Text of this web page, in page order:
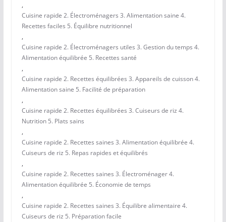
,
Cuisine rapide 2. Électroménagers 3. Alimentation saine 4.
Recettes faciles 5. Équilibre nutritionnel
,
Cuisine rapide 2. Électroménagers utiles 3. Gestion du temps 4.
Alimentation équilibrée 5. Recettes santé
,
Cuisine rapide 2. Recettes équilibrées 3. Appareils de cuisson 4.
Alimentation saine 5. Facilité de préparation
,
Cuisine rapide 2. Recettes équilibrées 3. Cuiseurs de riz 4.
Nutrition 5. Plats sains
,
Cuisine rapide 2. Recettes saines 3. Alimentation équilibrée 4.
Cuiseurs de riz 5. Repas rapides et équilibrés
,
Cuisine rapide 2. Recettes saines 3. Électroménager 4.
Alimentation équilibrée 5. Économie de temps
,
Cuisine rapide 2. Recettes saines 3. Équilibre alimentaire 4.
Cuiseurs de riz 5. Préparation facile